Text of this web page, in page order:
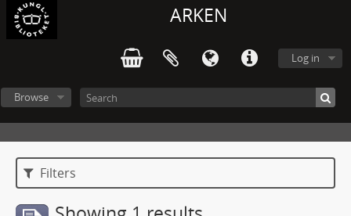
ARKEN
Log in
Browse
Filters